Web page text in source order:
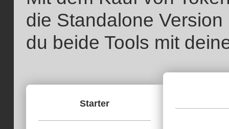
die Standalone
du beide Tools mit
Starter